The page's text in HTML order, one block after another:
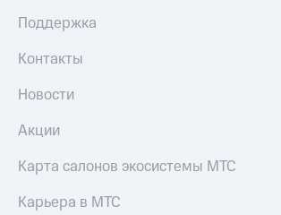
Поддержка
Контакты
Новости
Акции
Карта салонов экосистемы МТС
Карьера в МТС